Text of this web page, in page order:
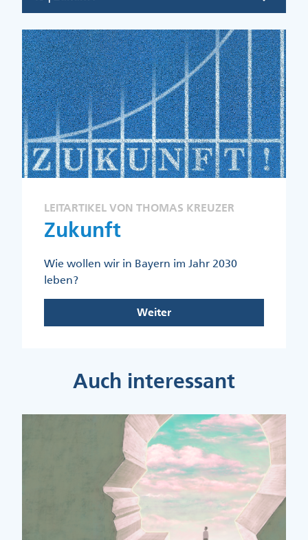
LEITARTIKEL VON THOMAS KREUZER
Zukunft
Wie wollen wir in Bayern im Jahr 2030
leben?
Weiter
Auch interessant